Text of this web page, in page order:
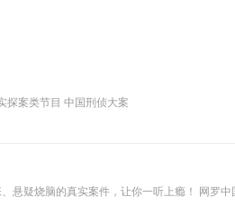
午夜拍案惊奇 记录那些发生在中国的大案要案 敬请收听 由超哥播讲的纪实探案类节目 中国刑侦大案